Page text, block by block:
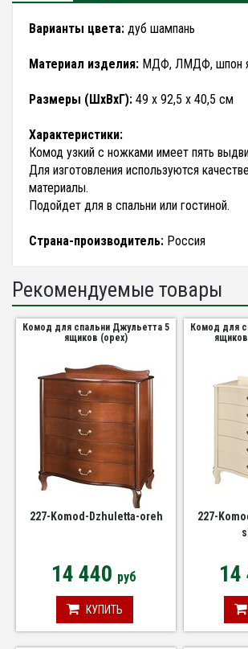
Варианты цвета: дуб шампань
Материал изделия: МДФ, ЛМДФ, шпон
Размеры (ШхВхГ): 49 х 92,5 х 40,5 см
Характеристики:
Комод узкий с ножками имеет пять
Для изготовления используются
материалы.
Подойдет для в спальни или гостиной.
Страна-производитель: Россия
Рекомендуемые товары
Комод для спальни Джульетта 5
ящиков (орех)
227-Komod-Dzhuletta-oreh
14 440 руб
КУПИТЬ
Комод для
227-
14